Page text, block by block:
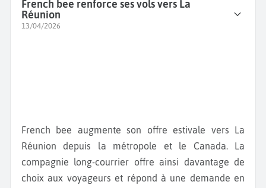
French bee renforce ses vols vers La
Réunion
13/04/2026
French bee augmente son offre estivale vers La
Réunion depuis la métropole et le Canada. La
compagnie long-courrier offre ainsi davantage de
choix aux voyageurs et répond à une demande en